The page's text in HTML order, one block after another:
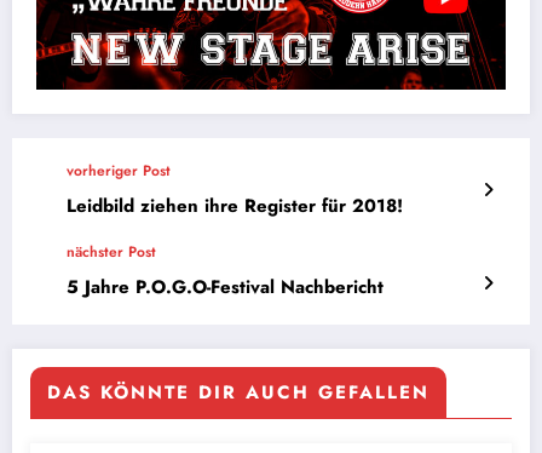
vorheriger Post
Leidbild ziehen ihre Register für 2018!
nächster Post
5 Jahre P.O.G.O-Festival Nachbericht
DAS KÖNNTE DIR AUCH GEFALLEN